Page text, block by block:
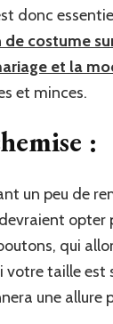
donc
de costume
et la
et minces.
:
un peu de
opter
qui
votre taille est
une allure